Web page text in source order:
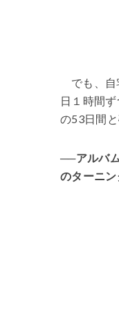
でも、
日１時間
の53日間
──アルバ
のターニン